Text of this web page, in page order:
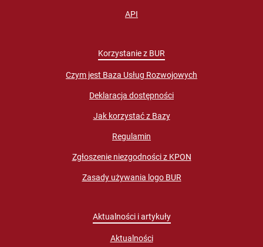
API
Korzystanie z BUR
Czym jest Baza Usług Rozwojowych
Deklaracja dostępności
Jak korzystać z Bazy
Regulamin
Zgłoszenie niezgodności z KPON
Zasady używania logo BUR
Aktualności i artykuły
Aktualności